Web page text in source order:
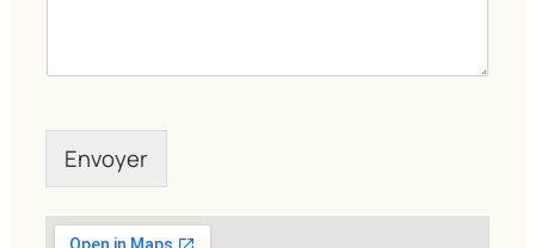
e
r
Envoyer